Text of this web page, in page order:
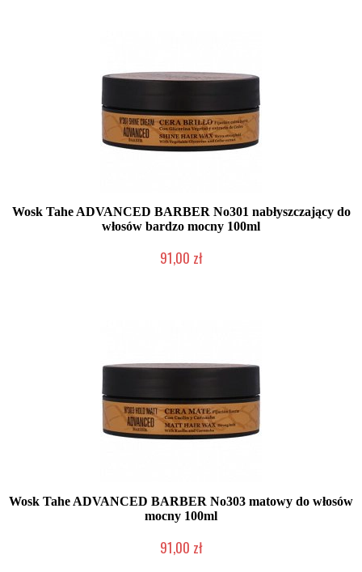
Wosk Tahe ADVANCED BARBER No301 nabłyszczający do
włosów bardzo mocny 100ml
91,00 zł
Wosk Tahe ADVANCED BARBER No303 matowy do włosów
mocny 100ml
91,00 zł